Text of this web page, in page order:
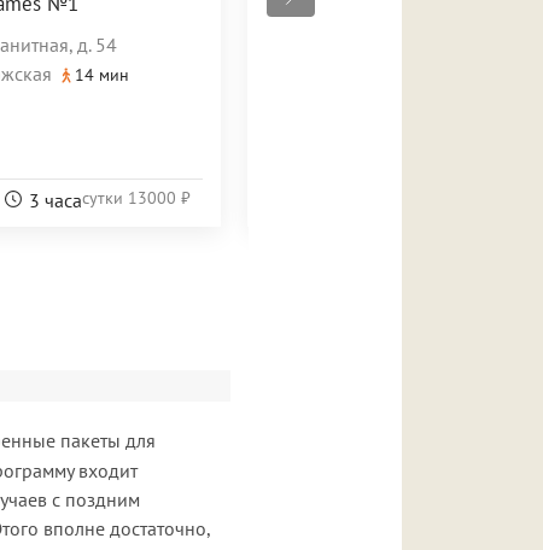
д. 54
14 мин
3 часасутки 13000 ₽
пакеты для
входит
с поздним
вполне достаточно,